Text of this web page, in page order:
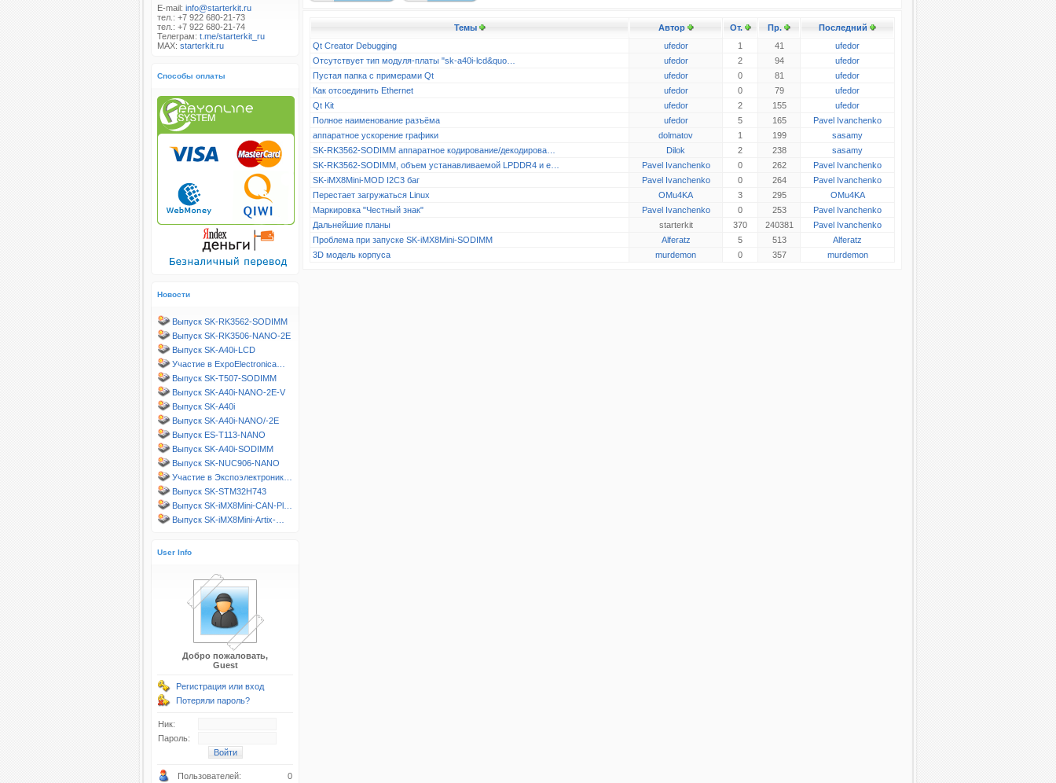
E-mail: info@starterkit.ru
тел.: +7 922 680-21-73
тел.: +7 922 680-21-74
Телеграм: t.me/starterkit_ru
MAX: starterkit.ru
Способы оплаты
Новости
Выпуск SK-RK3562-SODIMM
Выпуск SK-RK3506-NANO-2E
Выпуск SK-A40i-LCD
Участие в ExpoElectronica…
Выпуск SK-T507-SODIMM
Выпуск SK-A40i-NANO-2E-V
Выпуск SK-A40i
Выпуск SK-A40i-NANO/-2E
Выпуск ES-T113-NANO
Выпуск SK-A40i-SODIMM
Выпуск SK-NUC906-NANO
Участие в Экспоэлектроник…
Выпуск SK-STM32H743
Выпуск SK-iMX8Mini-CAN-Pl…
Выпуск SK-iMX8Mini-Artix-…
User Info
Добро пожаловать,
Guest
Регистрация или вход
Потеряли пароль?
Ник:
Пароль:
Пользователей: 0
Темы Автор От. Пр.
Последний
Qt Creator Debugging
ufedor 1 41
ufedor
Отсутствует тип модуля-платы "sk-a40i-lcd&quo…
ufedor 2 94
ufedor
Пустая папка с примерами Qt
ufedor 0 81
ufedor
Как отсоединить Ethernet
ufedor 0 79
ufedor
Qt Kit
ufedor 2 155
ufedor
Полное наименование разъёма
ufedor 5 165
Pavel Ivanchenko
аппаратное ускорение графики
dolmatov 1 199
sasamy
SK-RK3562-SODIMM аппаратное кодирование/декодирова…
Dilok 2 238
sasamy
SK-RK3562-SODIMM, объем устанавливаемой LPDDR4 и e…
Pavel Ivanchenko 0 262
Pavel Ivanchenko
SK-iMX8Mini-MOD I2C3 баг
Pavel Ivanchenko 0 264
Pavel Ivanchenko
Перестает загружаться Linux
OMu4KA 3 295
OMu4KA
Маркировка "Честный знак"
Pavel Ivanchenko 0 253
Pavel Ivanchenko
Дальнейшие планы
starterkit 370 240381
Pavel Ivanchenko
Проблема при запуске SK-iMX8Mini-SODIMM
Alferatz 5 513
Alferatz
3D модель корпуса
murdemon 0 357 murdemon